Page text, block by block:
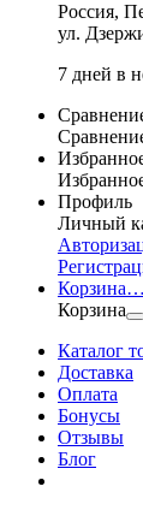
Россия,
ул.
7 дней в
Профиль
Личный
Корзина…
Корзина
Каталог
Доставка
Оплата
Бонусы
Отзывы
Блог